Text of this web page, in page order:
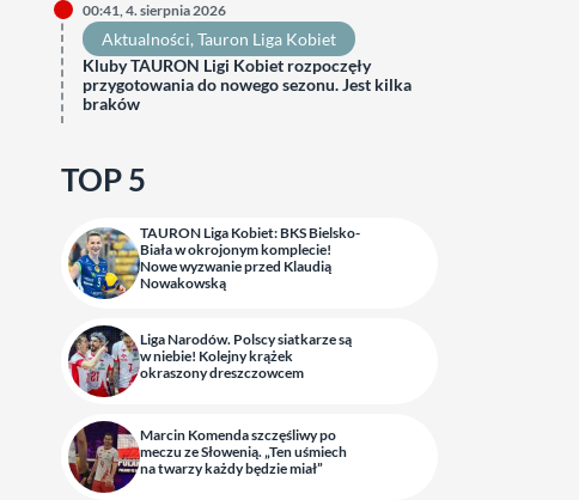
00:41, 4. sierpnia 2026
Aktualności, Tauron Liga Kobiet
Kluby TAURON Ligi Kobiet rozpoczęły
przygotowania do nowego sezonu. Jest kilka
braków
TOP 5
TAURON Liga Kobiet: BKS Bielsko-
Biała w okrojonym komplecie!
Nowe wyzwanie przed Klaudią
Nowakowską
Liga Narodów. Polscy siatkarze są
w niebie! Kolejny krążek
okraszony dreszczowcem
Marcin Komenda szczęśliwy po
meczu ze Słowenią. „Ten uśmiech
na twarzy każdy będzie miał”